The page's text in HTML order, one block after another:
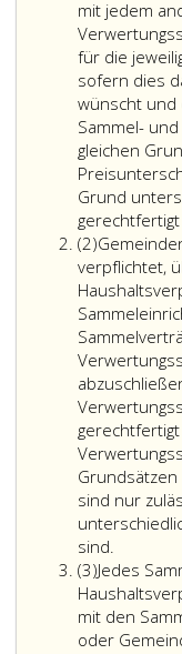
mit jedem
für die
sofern dies
wünscht und
Sammel-
gleichen
Grund
(2)Absatz
2
verpflichtet,
sind nur
sind.
(3)Absatz
3
Jedes
mit den
oder